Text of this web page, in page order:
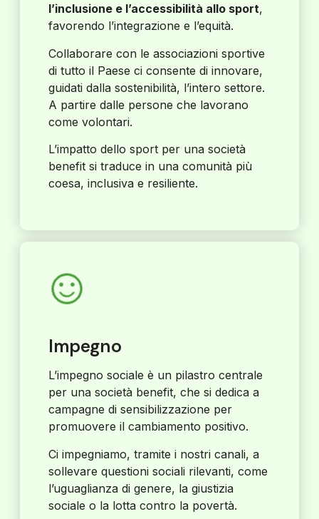
l’inclusione e l’accessibilità allo sport,
favorendo l’integrazione e l’equità.
Collaborare con le associazioni sportive
di tutto il Paese ci consente di innovare,
guidati dalla sostenibilità, l’intero settore.
A partire dalle persone che lavorano
come volontari.
L’impatto dello sport per una società
benefit si traduce in una comunità più
coesa, inclusiva e resiliente.
Impegno
L’impegno sociale è un pilastro centrale
per una società benefit, che si dedica a
campagne di sensibilizzazione per
promuovere il cambiamento positivo.
Ci impegniamo, tramite i nostri canali, a
sollevare questioni sociali rilevanti, come
l’uguaglianza di genere, la giustizia
sociale o la lotta contro la povertà.